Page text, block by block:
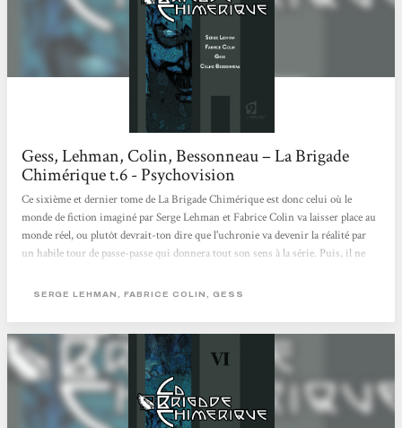
Gess, Lehman, Colin, Bessonneau – La Brigade
Chimérique t.6 - Psychovision
Ce sixième et dernier tome de La Brigade Chimérique est donc celui où le
monde de fiction imaginé par Serge Lehman et Fabrice Colin va laisser place au
monde réel, ou plutôt devrait-ton dire que l'uchronie va devenir la réalité par
un habile tour de passe-passe qui donnera tout son sens à la série. Puis, il ne
contient déjà beaucoup, même si la dernière n'est logiquement que le retour à la
super-héros européens. Et...
SERGE LEHMAN, FABRICE COLIN, GESS